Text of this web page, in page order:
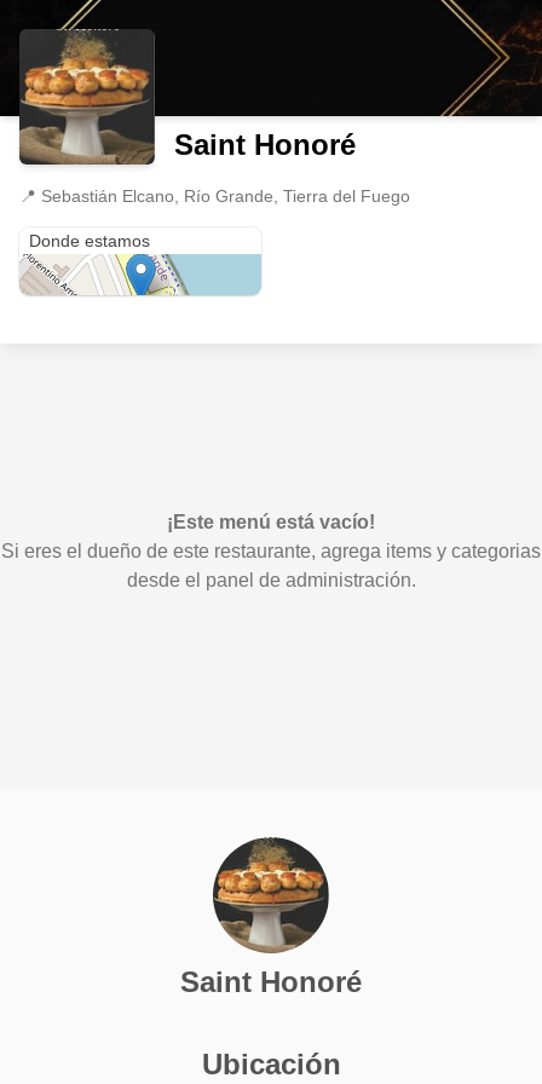
Saint Honoré
📍 Sebastián Elcano, Río Grande, Tierra del Fuego
Donde estamos
¡Este menú está vacío!
Si eres el dueño de este restaurante, agrega items y categorias
desde el panel de administración.
Saint Honoré
Ubicación